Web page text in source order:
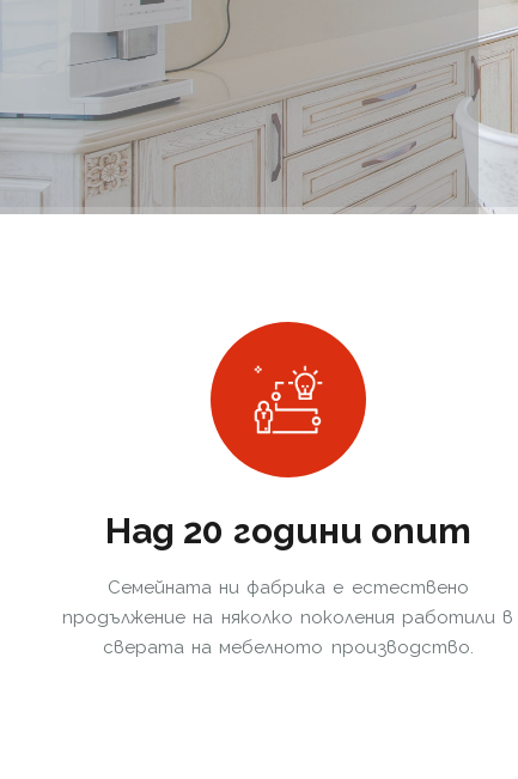
Над 20 години опит
Семейната ни фабрика е естествено
продължение на няколко поколения работили в
сверата на мебелното производство.